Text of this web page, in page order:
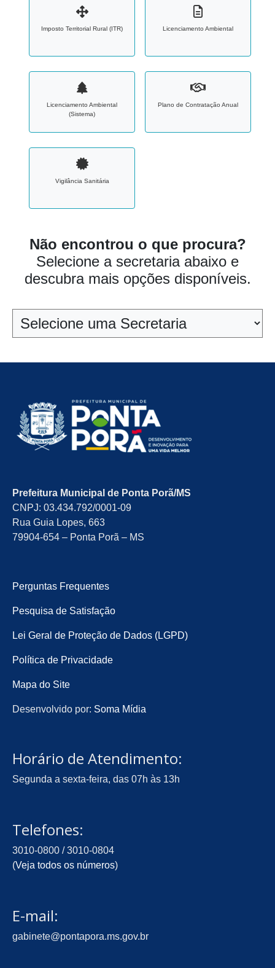
Imposto Territorial Rural (ITR) Licenciamento Ambiental
Licenciamento Ambiental
(Sistema)
Plano de Contratação Anual
Vigilância Sanitária
Não encontrou o que procura?
Selecione a secretaria abaixo e
descubra mais opções disponíveis.
Prefeitura Municipal de Ponta Porã/MS
CNPJ: 03.434.792/0001-09
Rua Guia Lopes, 663
79904-654 – Ponta Porã – MS
Perguntas Frequentes
Pesquisa de Satisfação
Lei Geral de Proteção de Dados (LGPD)
Política de Privacidade
Mapa do Site
Desenvolvido por: Soma Mídia
Horário de Atendimento:
Segunda a sexta-feira, das 07h às 13h
Telefones:
3010-0800 / 3010-0804
(Veja todos os números)
E-mail:
gabinete@pontapora.ms.gov.br